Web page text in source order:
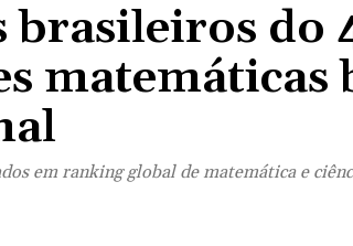
brasileiros do
matemáticas
em ranking global de matemática e